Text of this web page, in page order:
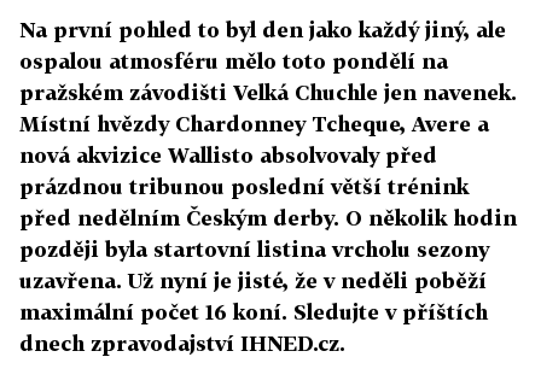
Na první pohled to byl den jako každý jiný, ale
ospalou atmosféru mělo toto pondělí na
pražském závodišti Velká Chuchle jen navenek.
Místní hvězdy Chardonney Tcheque, Avere a
nová akvizice Wallisto absolvovaly před
prázdnou tribunou poslední větší trénink
před nedělním Českým derby. O několik hodin
později byla startovní listina vrcholu sezony
uzavřena. Už nyní je jisté, že v neděli poběží
maximální počet 16 koní. Sledujte v příštích
dnech zpravodajství IHNED.cz.